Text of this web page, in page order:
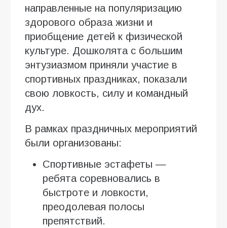
направленные на популяризацию
здорового образа жизни и
приобщение детей к физической
культуре. Дошколята с большим
энтузиазмом приняли участие в
спортивных праздниках, показали
свою ловкость, силу и командный
дух.
В рамках праздничных мероприятий
были организованы:
Спортивные эстафеты —
ребята соревновались в
быстроте и ловкости,
преодолевая полосы
препятствий.